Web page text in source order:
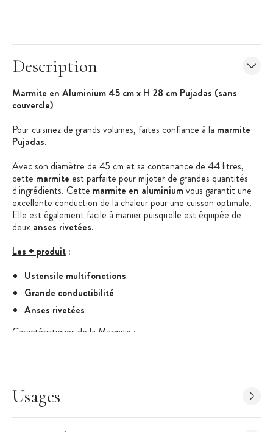
Description
Marmite en Aluminium 45 cm x H 28 cm Pujadas (sans
couvercle)
Pour cuisinez de grands volumes, faites confiance à la marmite
Pujadas.
Avec son diamètre de 45 cm et sa contenance de 44 litres,
cette marmite est parfaite pour mijoter de grandes quantités
d'ingrédients. Cette marmite en aluminiumvous garantit une
excellente conduction de la chaleur pour une cuisson optimale.
Elle est également facile à manier puisqu'elle est équipée de
deux anses rivetées.
Les + produit :
Ustensile multifonctions
Grande conductibilité
Anses rivetées
Caractéristiques de la Marmite :
Diamètre : 45 cm
Hauteur : 28 cm
Anses ergonomiques rivetées
Usages